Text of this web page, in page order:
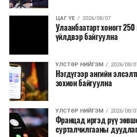
Зайлшгүй шаардлагагүй
тавилга, автомашин
Батлан хамгаалах, хууль
Хуулиар заавал
контент, хэвлэлийн зардал;
Заавал олгохоос бусад
Санхүүгийн хэмнэлтийн
арванхоёрдугаар сарын 31
ЦАГ ҮЕ 2026/08/07
Улаанбаатарт хоногт
үйлдвэр байгуулна
УЛСТӨР НИЙГЭМ 2026/08/
Нэгдүгээр ангийн
зохион байгуулна
УЛСТӨР НИЙГЭМ 2026/08/
Францад иргэд рүү
сурталчилгааны